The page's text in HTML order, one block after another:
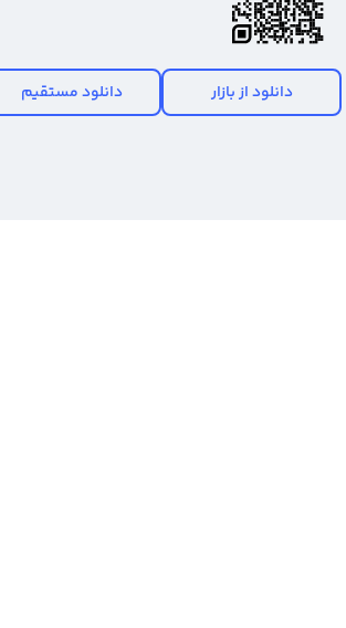
دانلود از بازار دانلود مستقیم